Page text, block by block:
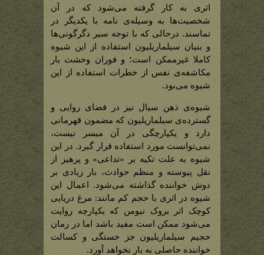
اثری به کار گرفته می‌شود که در آن
شخصیت‌ها به وسیله‌ی نامه با یکدیگر در
تماسند. درحالی که با توجه سیر دگرگونی‌ها
و بنیان سیلماریلیون استفاده از این شیوه
کاملا غیرممکن است؛ و فوران وحشت بار
مکاشفه‌ی نفس از خطرات استفاده از این
شیوه می‌بود.
شیوه‌ی ذهن سیال نیز در فضای روایی و
گسترده‌ی سیلماریلیون که مضمون قهرمانی
دارد و یکپارچگی در آن میسر نیست،
نمی‌توانست مورد استفاده قرار گیرد. در این
شیوه به علت تکیه بر «تداعی» و پرهیز از
نقل پیوسته و منظم حوادث، بار زیادی بر
دوش خواننده گذاشته می‌شود. اعمال این
شیوه در اثری با حجم کم مانند: مرغ دریایی
کوچک اثر بروک نیومن که یکپارچه روایت
می‌شود ممکن است مفید باشد اما در رمان
حجیم سیلماریلیون جز خستگی و کسالت
خواننده حاصلی به بار نخواهد آورد.